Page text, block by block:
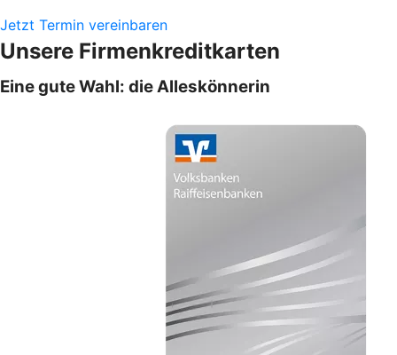
Jetzt Termin vereinbaren
Unsere Firmenkreditkarten
Eine gute Wahl: die Alleskönnerin